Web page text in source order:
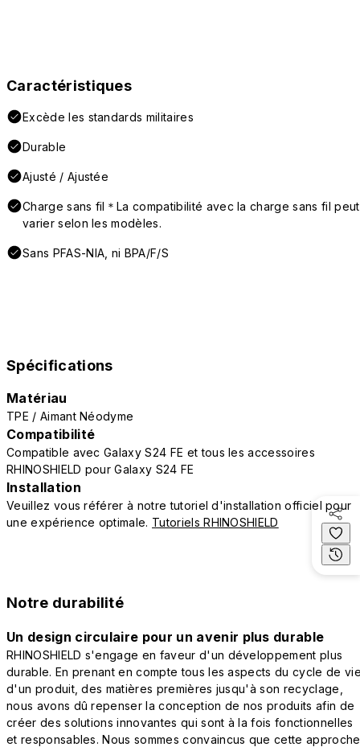
Caractéristiques
Excède les standards militaires
Durable
Ajusté / Ajustée
Charge sans fil＊La compatibilité avec la charge sans fil peut
varier selon les modèles.
Sans PFAS-NIA, ni BPA/F/S
Spécifications
Matériau
TPE / Aimant Néodyme
Compatibilité
Compatible avec Galaxy S24 FE et tous les accessoires
RHINOSHIELD pour Galaxy S24 FE
Installation
Veuillez vous référer à notre tutoriel d'installation officiel pour
une expérience optimale. Tutoriels RHINOSHIELD
Notre durabilité
Un design circulaire pour un avenir plus durable
RHINOSHIELD s'engage en faveur d'un développement plus
durable. En prenant en compte tous les aspects du cycle de
d'un produit, des matières premières jusqu'à son recyclage,
nous avons dû repenser la conception de nos produits afin de
créer des solutions innovantes qui sont à la fois fonctionnelles
et responsables. Nous sommes convaincus que cette approche